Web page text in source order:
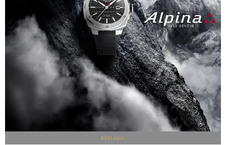
REKLAMA